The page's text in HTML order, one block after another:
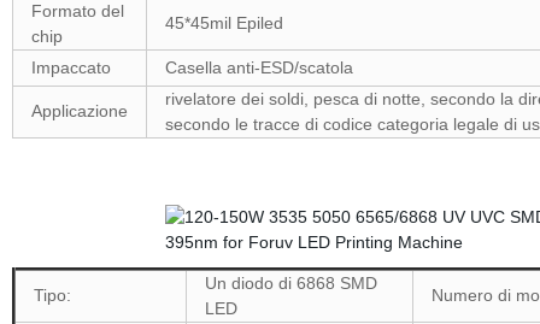
Formato del
chip
45*45mil Epiled
Impaccato Casella anti-ESD/scatola
Applicazione
rivelatore dei soldi, pesca di notte, secondo la
secondo le tracce di codice categoria legale di
Tipo:
Un diodo di 6868 SMD
LED
Numero di